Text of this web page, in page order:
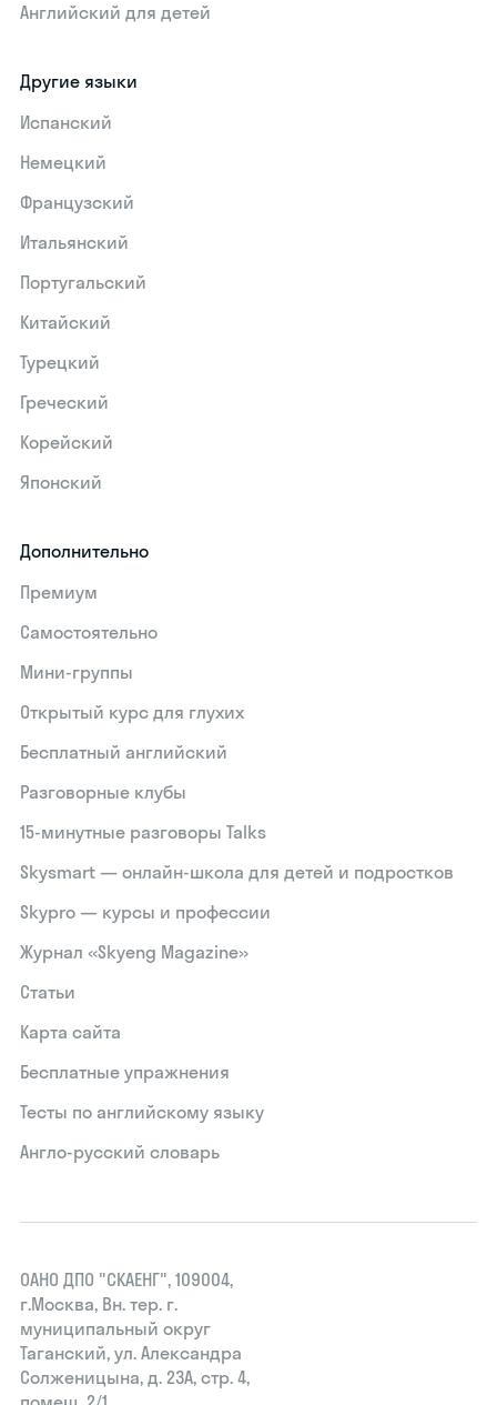
Английский для детей
Другие языки
Испанский
Немецкий
Французский
Итальянский
Португальский
Китайский
Турецкий
Греческий
Корейский
Японский
Дополнительно
Премиум
Самостоятельно
Мини-группы
Открытый курс для глухих
Бесплатный английский
Разговорные клубы
15‑минутные разговоры Talks
Skysmart — онлайн-школа для детей и подростков
Skypro — курсы и профессии
Журнал «Skyeng Magazine»
Статьи
Карта сайта
Бесплатные упражнения
Тесты по английскому языку
Англо-русский словарь
ОАНО ДПО "СКАЕНГ", 109004,
г.Москва, Вн. тер. г.
муниципальный округ
Таганский, ул. Александра
Солженицына, д. 23А, стр. 4,